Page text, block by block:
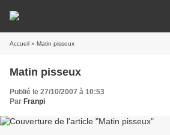
Accueil » Matin pisseux
Matin pisseux
Publié le 27/10/2007 à 10:53
Par Franpi